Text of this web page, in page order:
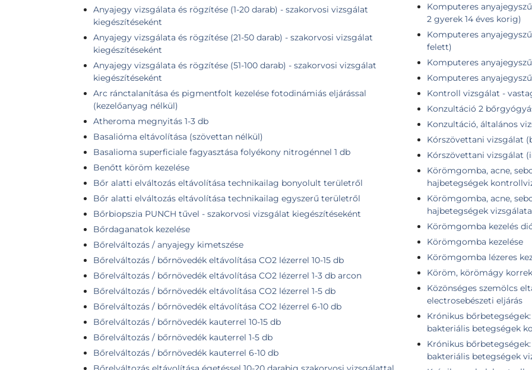
Anyajegy vizsgálata és rögzítése (1-20 darab) - szakorvosi vizsgálat
kiegészítéseként
Anyajegy vizsgálata és rögzítése (21-50 darab) - szakorvosi vizsgálat
kiegészítéseként
Anyajegy vizsgálata és rögzítése (51-100 darab) - szakorvosi vizsgálat
kiegészítéseként
Arc ránctalanítása és pigmentfolt kezelése fotodinámiás eljárással
(kezelőanyag nélkül)
Atheroma megnyitás 1-3 db
Basalióma eltávolítása (szövettan nélkül)
Basalioma superficiale fagyasztása folyékony nitrogénnel 1 db
Benőtt köröm kezelése
Bőr alatti elváltozás eltávolítása technikailag bonyolult területről
Bőr alatti elváltozás eltávolítása technikailag egyszerű területről
Bőrbiopszia PUNCH tűvel - szakorvosi vizsgálat kiegészítéseként
Bőrdaganatok kezelése
Bőrelváltozás / anyajegy kimetszése
Bőrelváltozás / bőrnövedék eltávolítása CO2 lézerrel 10-15 db
Bőrelváltozás / bőrnövedék eltávolítása CO2 lézerrel 1-3 db arcon
Bőrelváltozás / bőrnövedék eltávolítása CO2 lézerrel 1-5 db
Bőrelváltozás / bőrnövedék eltávolítása CO2 lézerrel 6-10 db
Bőrelváltozás / bőrnövedék kauterrel 10-15 db
Bőrelváltozás / bőrnövedék kauterrel 1-5 db
Bőrelváltozás / bőrnövedék kauterrel 6-10 db
Komputeres
2 gyerek 14 éves korig)
Komputeres
felett)
Komputeres
Komputeres
Kontroll vizsgálat -
Konzultáció 2
Konzultáció, általános
Kórszövettani vizsgálat
Kórszövettani vizsgálat
Körömgomba, acne,
hajbetegségek
Körömgomba, acne,
hajbetegségek
Körömgomba kezelés
Körömgomba kezelése
Körömgomba lézeres
Köröm, körömágy
Közönséges szemölcs
electrosebészeti eljárás
Krónikus
bakteriális betegségek
Krónikus
bakteriális betegségek